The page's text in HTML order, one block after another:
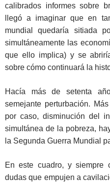
calibrados informes sobre
llegó a imaginar que en
mundial quedaría sitiada
simultáneamente las
que ello implica) y se
sobre cómo continuará la
Hacía más de setenta
semejante perturbación.
por caso, disminución del
simultánea de la pobreza,
la Segunda Guerra Mundial
En este cuadro, y siempre
dudas que empujen a